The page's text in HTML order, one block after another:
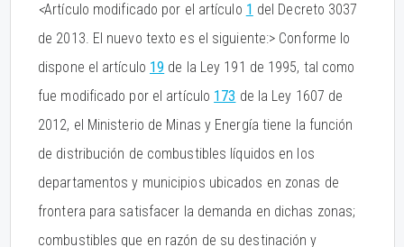
<Artículo modificado por el artículo 1 del Decreto 3037
de 2013. El nuevo texto es el siguiente:> Conforme lo
dispone el artículo 19 de la Ley 191 de 1995, tal como
fue modificado por el artículo 173 de la Ley 1607 de
2012, el Ministerio de Minas y Energía tiene la función
de distribución de combustibles líquidos en los
departamentos y municipios ubicados en zonas de
frontera para satisfacer la demanda en dichas zonas;
combustibles que en razón de su destinación y